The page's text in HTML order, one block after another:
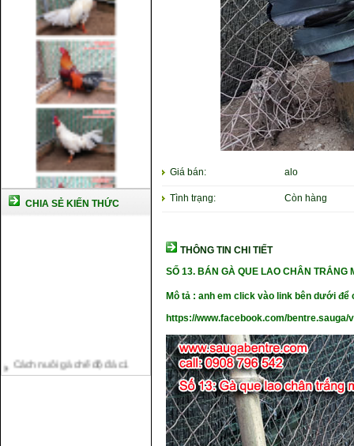
CHIA SẺ KIẾN THỨC
Cách nuôi gà đông tảo thuần
chủng
Giá bán: alo
Tình trạng: Còn hàng
THÔNG TIN CHI TIẾT
SỐ 13.BÁN GÀ QUE LAO CHÂN TRẮNG
Mô tả : anh em click vào link bên dưới để
https://www.facebook.com/bentre.sauga/